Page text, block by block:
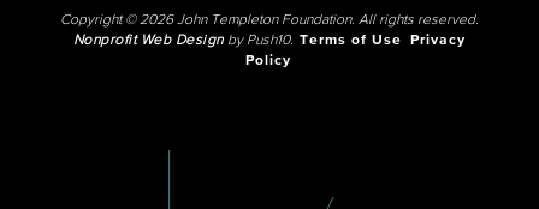
Copyright © 2026 John Templeton Foundation. All rights reserved.
Nonprofit Web Designby Push10. Terms of Use
Privacy
Policy